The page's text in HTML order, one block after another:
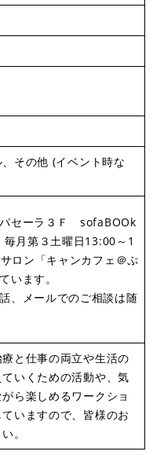
その他 (イベント時な
セーラ３Ｆ sofaBOOk
毎月第３土曜日13:00～1
ロン「キャンカフェ＠ぷ
います。
、メールでのご相談は随
と仕事の両立や生活の
いくための活動や、気
ら楽しめるワークショ
いますので、皆様のお
。